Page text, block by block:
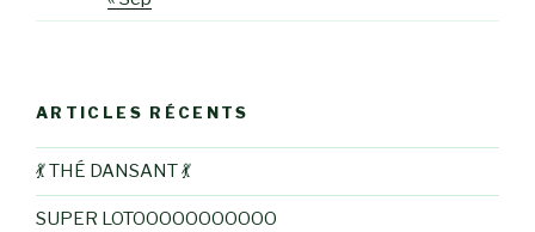
ARTICLES RÉCENTS
💃 THÉ DANSANT 💃
SUPER LOTOOOOOOOOOOO